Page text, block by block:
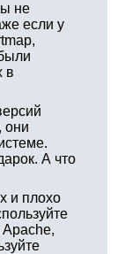
не
если у
в
они
А что
и плохо
Apache,